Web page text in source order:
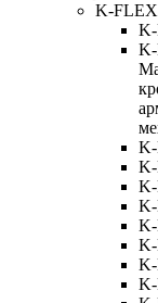
K-FLEX
K-
K-